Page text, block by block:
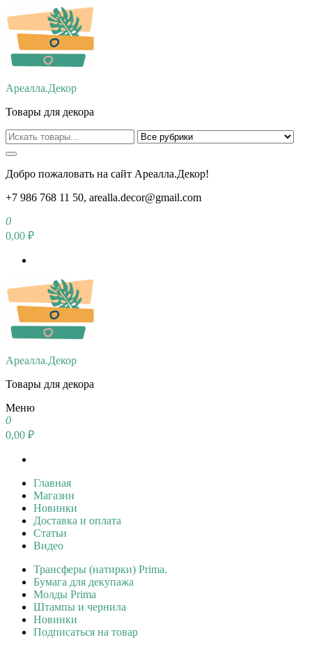
Перейти
к
содержимому
Ареалла.Декор
Товары для декора
Добро пожаловать на сайт Ареалла.Декор!
+7 986 768 11 50, arealla.decor@gmail.com
0
0,00 ₽
Ареалла.Декор
Товары для декора
Меню
0
0,00 ₽
Главная
Магазин
Новинки
Доставка и оплата
Статьи
Видео
Трансферы (натирки) Prima.
Бумага для декупажа
Молды Prima
Штампы и чернила
Новинки
Подписаться на товар